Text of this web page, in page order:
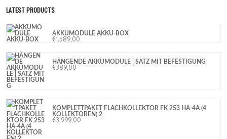
LATEST PRODUCTS
AKKUMODULE AKKU-BOX
€1.589,00
HÄNGENDE AKKUMODULE | SATZ MIT BEFESTIGUNG
€389,00
KOMPLETTPAKET FLACHKOLLEKTOR FK 253 HA-4A (4
KOLLEKTOREN) 2
€3.999,00